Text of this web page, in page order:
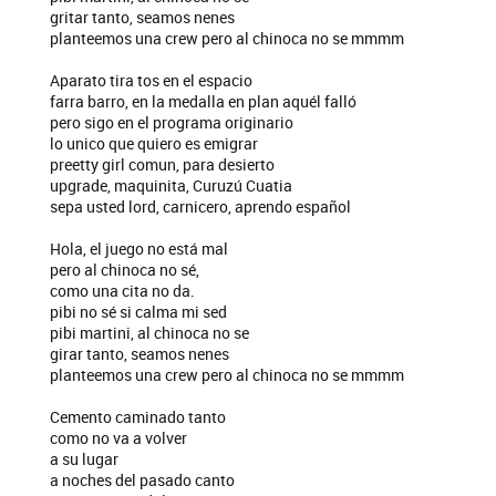
gritar tanto, seamos nenes
planteemos una crew pero al chinoca no se mmmm
Aparato tira tos en el espacio
farra barro, en la medalla en plan aquél falló
pero sigo en el programa originario
lo unico que quiero es emigrar
preetty girl comun, para desierto
upgrade, maquinita, Curuzú Cuatia
sepa usted lord, carnicero, aprendo español
Hola, el juego no está mal
pero al chinoca no sé,
como una cita no da.
pibi no sé si calma mi sed
pibi martini, al chinoca no se
girar tanto, seamos nenes
planteemos una crew pero al chinoca no se mmmm
Cemento caminado tanto
como no va a volver
a su lugar
a noches del pasado canto